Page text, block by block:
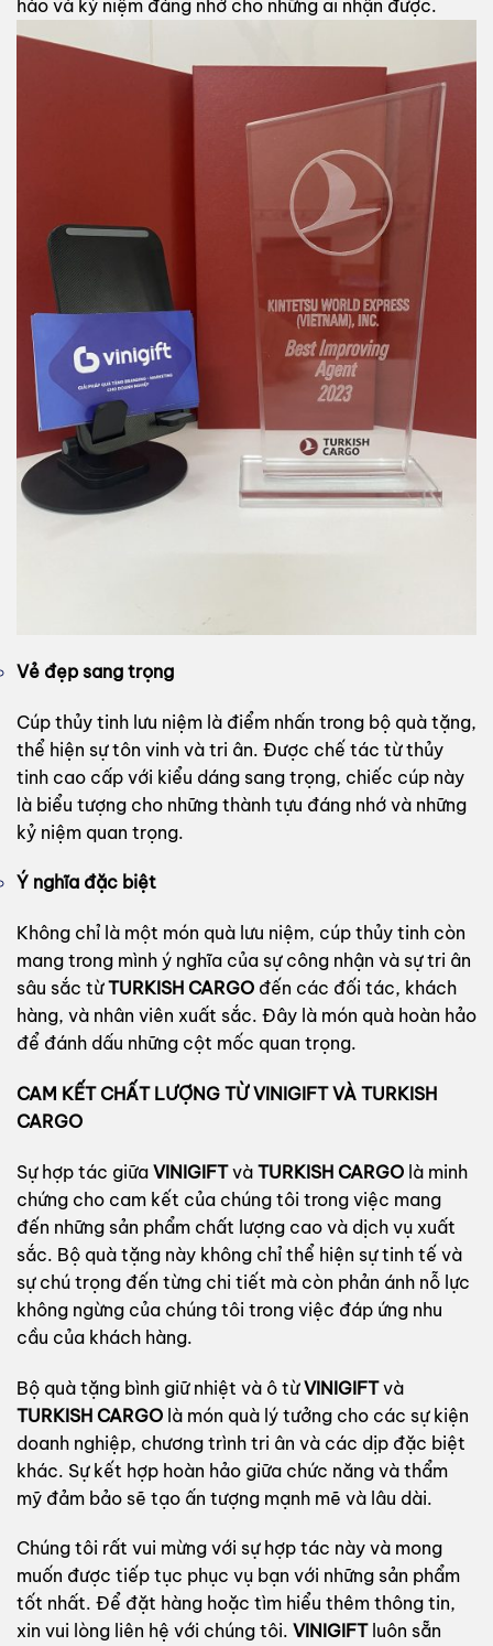
hào và kỷ niệm đáng nhớ cho những ai nhận được.
Vẻ đẹp sang trọng
Cúp thủy tinh lưu niệm là điểm nhấn trong bộ quà tặng,
thể hiện sự tôn vinh và tri ân. Được chế tác từ thủy
tinh cao cấp với kiểu dáng sang trọng, chiếc cúp này
là biểu tượng cho những thành tựu đáng nhớ và những
kỷ niệm quan trọng.
Ý nghĩa đặc biệt
Không chỉ là một món quà lưu niệm, cúp thủy tinh còn
mang trong mình ý nghĩa của sự công nhận và sự tri ân
sâu sắc từTURKISH CARGO đến các đối tác, khách
hàng, và nhân viên xuất sắc. Đây là món quà hoàn hảo
để đánh dấu những cột mốc quan trọng.
CAM KẾT CHẤT LƯỢNG TỪ VINIGIFT VÀ TURKISH
CARGO
Sự hợp tác giữa VINIGIFTvà TURKISH CARGO là minh
chứng cho cam kết của chúng tôi trong việc mang
đến những sản phẩm chất lượng cao và dịch vụ xuất
sắc. Bộ quà tặng này không chỉ thể hiện sự tinh tế và
sự chú trọng đến từng chi tiết mà còn phản ánh nỗ lực
không ngừng của chúng tôi trong việc đáp ứng nhu
cầu của khách hàng.
Bộ quà tặng bình giữ nhiệt và ô từVINIGIFTvà
TURKISH CARGO là món quà lý tưởng cho các sự kiện
doanh nghiệp, chương trình tri ân và các dịp đặc biệt
khác. Sự kết hợp hoàn hảo giữa chức năng và thẩm
mỹ đảm bảo sẽ tạo ấn tượng mạnh mẽ và lâu dài.
Chúng tôi rất vui mừng với sự hợp tác này và mong
muốn được tiếp tục phục vụ bạn với những sản phẩm
tốt nhất. Để đặt hàng hoặc tìm hiểu thêm thông tin,
xin vui lòng liên hệ với chúng tôi. VINIGIFTluôn sẵn